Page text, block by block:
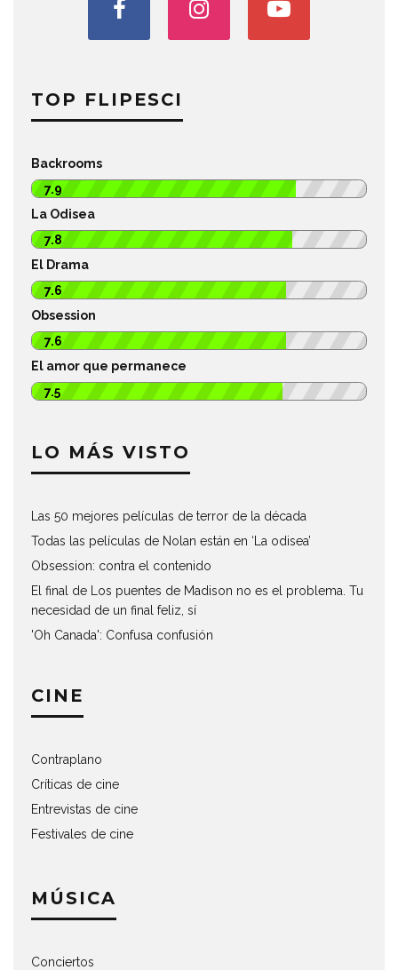
TOP FLIPESCI
Backrooms
7.9
La Odisea
7.8
El Drama
7.6
Obsession
7.6
El amor que permanece
7.5
LO MÁS VISTO
Las 50 mejores películas de terror de la década
Todas las películas de Nolan están en ‘La odisea’
Obsession: contra el contenido
El final de Los puentes de Madison no es el problema. Tu
necesidad de un final feliz, sí
'Oh Canada': Confusa confusión
CINE
Contraplano
Críticas de cine
Entrevistas de cine
Festivales de cine
MÚSICA
Conciertos